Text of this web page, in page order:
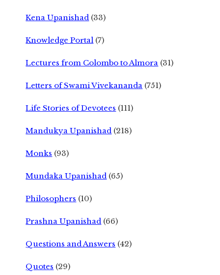
Kena Upanishad (33)
Knowledge Portal (7)
Lectures from Colombo to Almora (31)
Letters of Swami Vivekananda (751)
Life Stories of Devotees (111)
Mandukya Upanishad (218)
Monks (93)
Mundaka Upanishad (65)
Philosophers (10)
Prashna Upanishad (66)
Questions and Answers (42)
Quotes (29)